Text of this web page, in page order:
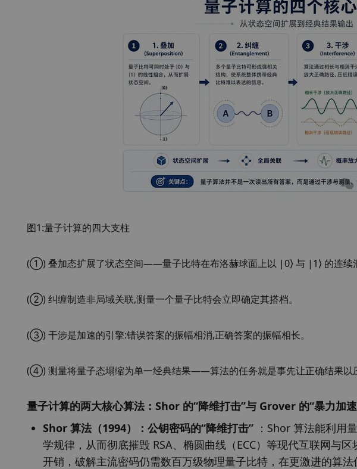
图1:量子计算的四大支柱
(①) 叠加态扩展了状态空间——量子比特在布洛赫球面上以 |0⟩ 与 |1⟩ 的连续
(②) 纠缠制造非局域关联,测量一个量子比特会立即确定其搭档。
(③) 干涉是加速的引擎:错误答案的振幅相消,正确答案的振幅相长。
(④) 测量将量子态塌缩为单一经典结果——算法的任务就是事先让正确结果以
量子计算的两大核心算法：Shor 的“降维打击”与 Grover 的“暴力加
Shor 算法（1994）：公钥密码的“降维打击” ：Shor 算法能利用
学规律，从而彻底摧毁 RSA、椭圆曲线（ECC）等现代互联网与
开销，破解主流密码仍需数百万级物理量子比特，在更激进的算法